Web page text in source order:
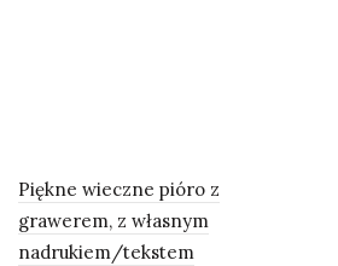
Piękne wieczne pióro z
grawerem, z własnym
nadrukiem/tekstem